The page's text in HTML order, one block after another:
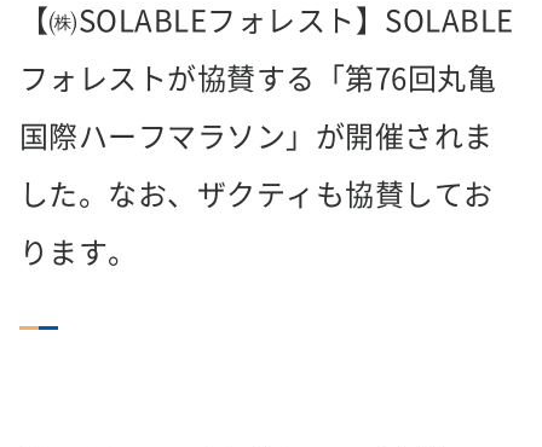
【㈱SOLABLEフォレスト】SOLABLE
フォレストが協賛する「第76回丸亀
国際ハーフマラソン」が開催されま
した。なお、ザクティも協賛してお
ります。